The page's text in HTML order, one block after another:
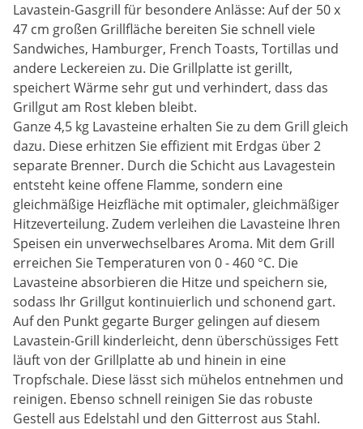
Lavastein-Gasgrill für besondere Anlässe: Auf der 50 x
47 cm großen Grillfläche bereiten Sie schnell viele
Sandwiches, Hamburger, French Toasts, Tortillas und
andere Leckereien zu. Die Grillplatte ist gerillt,
speichert Wärme sehr gut und verhindert, dass das
Grillgut am Rost kleben bleibt.
Ganze 4,5 kg Lavasteine erhalten Sie zu dem Grill gleich
dazu. Diese erhitzen Sie effizient mit Erdgas über 2
separate Brenner. Durch die Schicht aus Lavagestein
entsteht keine offene Flamme, sondern eine
gleichmäßige Heizfläche mit optimaler, gleichmäßiger
Hitzeverteilung. Zudem verleihen die Lavasteine Ihren
Speisen ein unverwechselbares Aroma. Mit dem Grill
erreichen Sie Temperaturen von 0 - 460 °C. Die
Lavasteine absorbieren die Hitze und speichern sie,
sodass Ihr Grillgut kontinuierlich und schonend gart.
Auf den Punkt gegarte Burger gelingen auf diesem
Lavastein-Grill kinderleicht, denn überschüssiges Fett
läuft von der Grillplatte ab und hinein in eine
Tropfschale. Diese lässt sich mühelos entnehmen und
reinigen. Ebenso schnell reinigen Sie das robuste
Gestell aus Edelstahl und den Gitterrost aus Stahl.